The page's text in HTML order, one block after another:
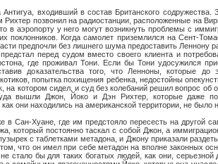
входивший в состав Британского содружества.
позвонил на радиостанции, расположенные на
в аэропорту у него могут возникнуть проблемы с
поклонников. Когда самолет приземлился на Сент-
предпочли без лишнего шума предоставить Леннону
перед судом вместо своего клиента и
где проживал Тони. Если бы Тони удосужился
доказательства того, что Ленноны, которые
попытка похищения ребенка, недостойны
на котором сидел, и суд без колебаний решил вопрос об
вышли Джон, Йоко и Дэн Рихтер, которые даже
они находились на американской территории, не было
Хуане, где им предстояло пересесть на другой
который постоянно таскал с собой Джон, а
с таблетками метадона, и Джону приказали
что он имел при себе метадон на вполне законных
стало бы для таких богатых людей, как они,